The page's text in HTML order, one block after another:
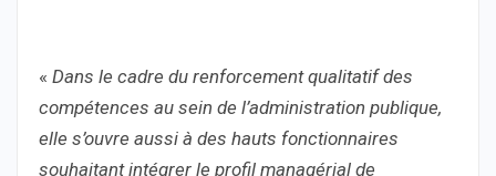
« Dans le cadre du renforcement qualitatif des
compétences au sein de l’administration publique,
elle s’ouvre aussi à des hauts fonctionnaires
souhaitant intégrer le profil managérial de